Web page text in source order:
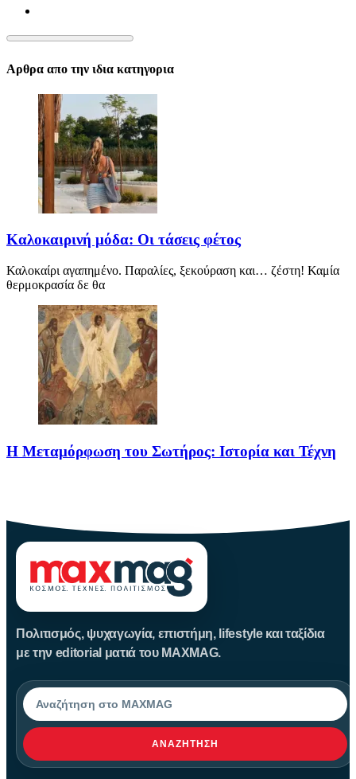
Αρθρα απο την ιδια κατηγορια
Καλοκαιρινή μόδα: Οι τάσεις φέτος
Καλοκαίρι αγαπημένο. Παραλίες, ξεκούραση και… ζέστη! Καμία
θερμοκρασία δε θα
Η Μεταμόρφωση του Σωτήρος: Ιστορία και Τέχνη
Πολιτισμός, ψυχαγωγία, επιστήμη, lifestyle και ταξίδια
με την editorial ματιά του MAXMAG.
Αναζήτηση
ΑΝΑΖΉΤΗΣΗ